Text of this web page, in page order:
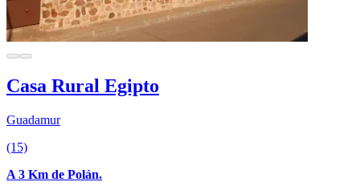
Casa Rural Egipto
Guadamur
(15)
A 3 Km de Polán.